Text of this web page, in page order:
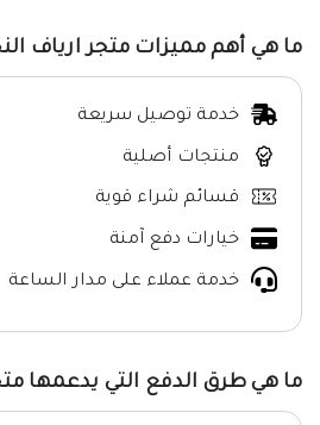
ما هي أهم مميزات متجر ارياف
خدمة توصيل سريعة
منتجات أصلية
قسائم شراء قوية
خيارات دفع آمنة
خدمة عملاء على مدار الساعة
ما هي طرق الدفع التي يدعمها